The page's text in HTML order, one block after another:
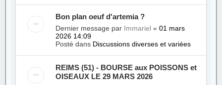
Bon plan oeuf d'artemia ?
Dernier message par Immariel «01 mars
2026 14:09
Posté dans Discussions diverses et variées
REIMS (51) - BOURSE aux POISSONS et
OISEAUX LE 29 MARS 2026